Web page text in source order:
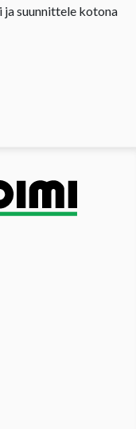
ja suunnittele kotona